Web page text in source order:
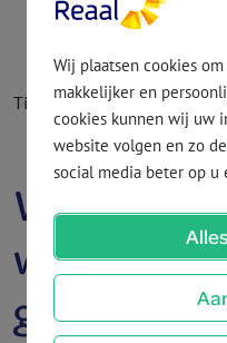
Wij plaatsen cookies om uw bezoek op onze website
makkelijker en
cookies kunnen wij uw
website volgen en zo
social media beter op u
fondsen met ES-
Tijdelijk kan Reaal
Welke
worden in
gebracht?